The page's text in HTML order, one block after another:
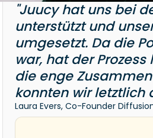
"Juucy hat uns bei
unterstützt und
umgesetzt. Da die
war, hat der
die enge
konnten wir letztlich
Laura Evers, Co-Founder